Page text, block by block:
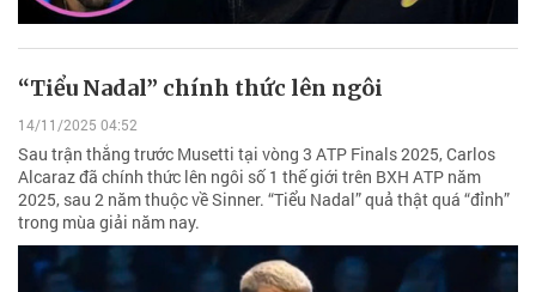
“Tiểu Nadal” chính thức lên ngôi
14/11/2025 04:52
Sau trận thắng trước Musetti tại vòng 3 ATP Finals 2025, Carlos
Alcaraz đã chính thức lên ngôi số 1 thế giới trên BXH ATP năm
2025, sau 2 năm thuộc về Sinner. “Tiểu Nadal” quả thật quá “đỉnh”
trong mùa giải năm nay.